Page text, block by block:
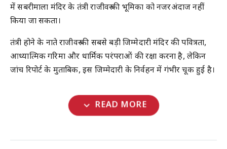
में सबरीमाला मंदिर के तंत्री राजीवरु की भूमिका को नजरअंदाज नहीं
किया जा सकता।
तंत्री होने के नाते राजीवरु की सबसे बड़ी जिम्मेदारी मंदिर की पवित्रता,
आध्यात्मिक गरिमा और धार्मिक परंपराओं की रक्षा करना है, लेकिन
जांच रिपोर्ट के मुताबिक, इस जिम्मेदारी के निर्वहन में गंभीर चूक हुई है।
expand_more READ MORE